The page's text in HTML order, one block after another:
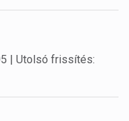
| Utolsó frissítés: